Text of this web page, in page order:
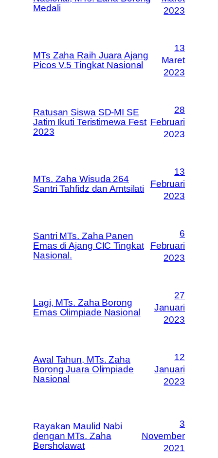
Medali
2023
MTs Zaha Raih Juara Ajang
Picos V.5 Tingkat Nasional
13
Maret
2023
Ratusan Siswa SD-MI SE
Jatim Ikuti Teristimewa Fest
2023
28
Februari
2023
MTs. Zaha Wisuda 264
Santri Tahfidz dan Amtsilati
13
Februari
2023
Santri MTs. Zaha Panen
Emas di Ajang CIC Tingkat
Nasional.
6
Februari
2023
Lagi, MTs. Zaha Borong
Emas Olimpiade Nasional
27
Januari
2023
Awal Tahun, MTs. Zaha
Borong Juara Olimpiade
Nasional
12
Januari
2023
Rayakan Maulid Nabi
dengan MTs. Zaha
Bersholawat
3
November
2021